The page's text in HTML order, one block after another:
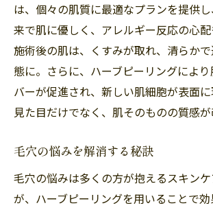
は、個々の肌質に最適なプランを提供
来で肌に優しく、アレルギー反応の心配
施術後の肌は、くすみが取れ、清らか
態に。さらに、ハーブピーリングによ
バーが促進され、新しい肌細胞が表面に
見た目だけでなく、肌そのものの質感が
毛穴の悩みを解消する秘訣
毛穴の悩みは多くの方が抱えるスキン
が、ハーブピーリングを用いることで